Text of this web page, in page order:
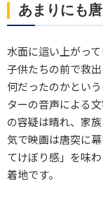
あまりにも
水面に這い上がっ
子供たちの前で救
何だったのかとい
ターの音声による
の容疑は晴れ、家
気で映画は唐突に
てけぼり感」を味
着地です。